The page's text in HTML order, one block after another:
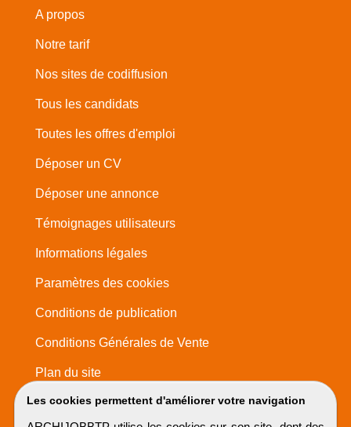
Les cookies permettent d'améliorer votre navigation
A propos
Notre tarif
Nos sites de codiffusion
Tous les candidats
Toutes les offres d'emploi
Déposer un CV
Déposer une annonce
Témoignages utilisateurs
Informations légales
Paramètres des cookies
Conditions de publication
Conditions Générales de Vente
Plan du site